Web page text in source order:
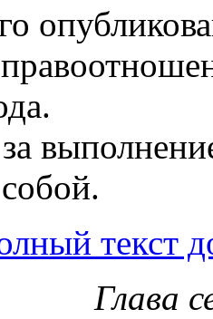
текст
Глава